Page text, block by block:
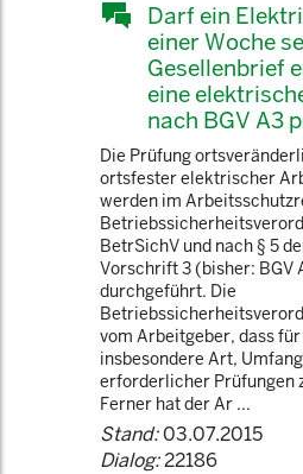
Darf ein
einer Woche
Gesellenbrief
eine
nach BGV A3
Die Prüfung
ortsfester elektrischer
werden im
BetrSichV und nach § 5
Vorschrift 3 (bisher: BGV
durchgeführt. Die
vom Arbeitgeber, dass
insbesondere Art,
erforderlicher Prüfungen
Ferner hat der Ar ...
Stand:03.07.2015
Dialog:22186